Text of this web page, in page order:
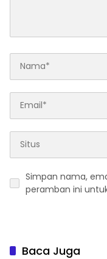
Simpan nama,
peramban ini
Baca Juga